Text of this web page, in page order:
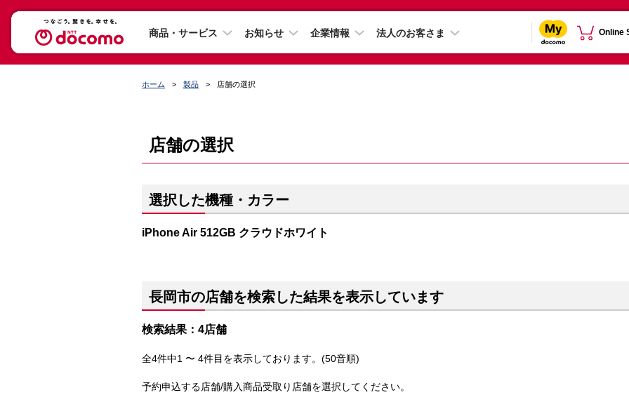
商品・サービス お知らせ 企業情報 法人のお客さま Online
ホーム 製品 店舗の選択
店舗の選択
選択した機種・カラー
iPhone Air 512GB クラウドホワイト
長岡市の店舗を検索した結果を表示しています
検索結果：4店舗
全4件中1 〜 4件目を表示しております。(50音順)
予約申込する店舗/購入商品受取り店舗を選択してください。